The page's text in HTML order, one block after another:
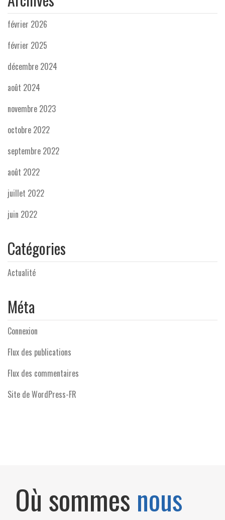
février 2026
février 2025
décembre 2024
août 2024
novembre 2023
octobre 2022
septembre 2022
août 2022
juillet 2022
juin 2022
Catégories
Actualité
Méta
Connexion
Flux des publications
Flux des commentaires
Site de WordPress-FR
Où sommes nous